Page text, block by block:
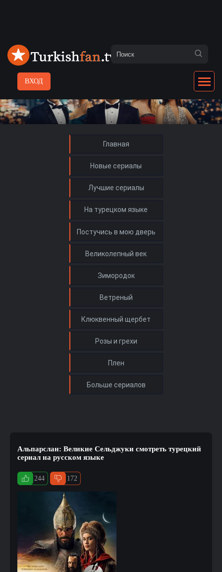
ВХОД
Главная
Новые сериалы
Лучшие сериалы
На турецком языке
Альпарслан: Великие Сельджуки смотреть турецкий
сериал на русском языке
244 172